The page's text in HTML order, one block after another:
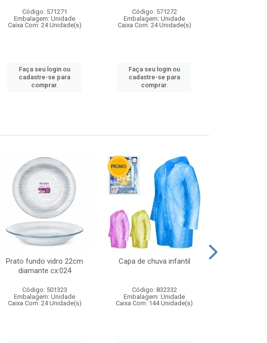
Código: 571271
Embalagem: Unidade
Caixa Com: 24 Unidade(s)
Faça seu login ou
cadastre-se para
comprar.
Código: 571272
Embalagem: Unidade
Caixa Com: 24 Unidade(s)
Faça seu login ou
cadastre-se para
comprar.
Prato fundo vidro 22cm
diamante cx:024
Código: 501323
Embalagem: Unidade
Caixa Com: 24 Unidade(s)
Capa de chuva infantil
Código: 832332
Embalagem: Unidade
Caixa Com: 144 Unidade(s)